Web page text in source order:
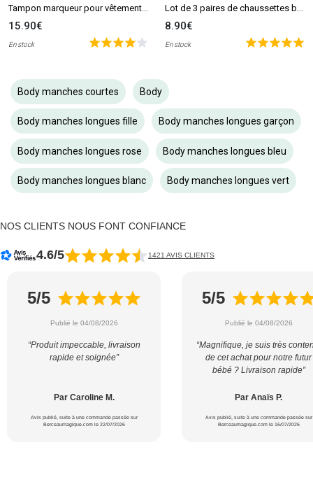
15.90€
En stock
8.90€
En stock
Body manches courtes Body
Body manches longues fille Body manches longues garçon
Body manches longues rose Body manches longues bleu
Body manches longues blanc Body manches longues vert
NOS CLIENTS NOUS FONT CONFIANCE
4.6/5 1421 AVIS CLIENTS
5/5
Publié le 04/08/2026
“Produit impeccable, livraison
rapide et soignée”
Par Caroline M.
Avis publié, suite à une commande passée sur
Berceaumagique.com le 22/07/2026
5/5
Publié le 04/08/2026
“Magnifique, je suis très
de cet achat pour notre futur
bébé ? Livraison rapide”
Par Anaïs P.
Avis publié, suite à une commande passée sur
Berceaumagique.com le 16/07/2026